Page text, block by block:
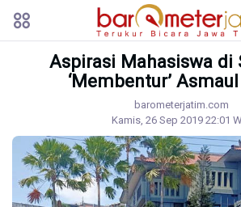
Aspirasi Mahasiswa di
‘Membentur’
barometerjatim.com
Kamis, 26 Sep 2019 22:01